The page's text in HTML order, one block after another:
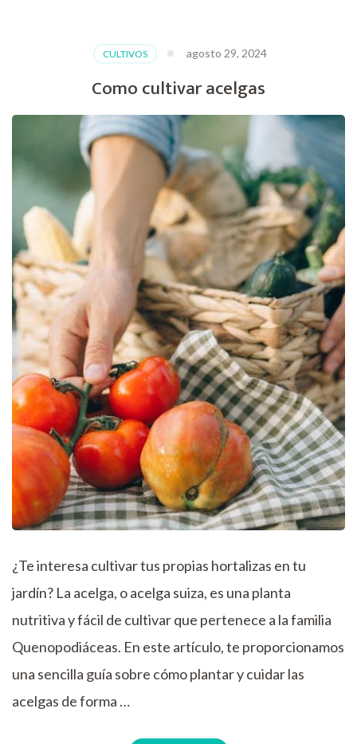
CULTIVOS agosto 29, 2024
Como cultivar acelgas
¿Te interesa cultivar tus propias hortalizas en tu
jardín? La acelga, o acelga suiza, es una planta
nutritiva y fácil de cultivar que pertenece a la familia
Quenopodiáceas. En este artículo, te proporcionamos
una sencilla guía sobre cómo plantar y cuidar las
acelgas de forma …